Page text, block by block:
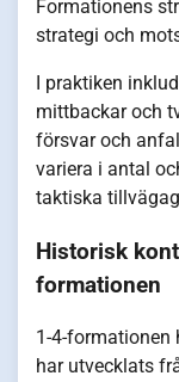
Formationens
strategi och
I praktiken
mittbackar och
försvar och
variera i antal
taktiska
Historisk
formationen
1-4-formationen
har utvecklats